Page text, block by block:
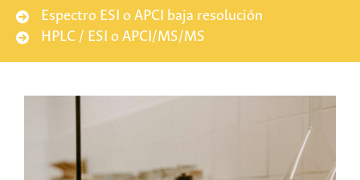
Espectro ESI o APCI baja resolución
HPLC / ESI o APCI/MS/MS